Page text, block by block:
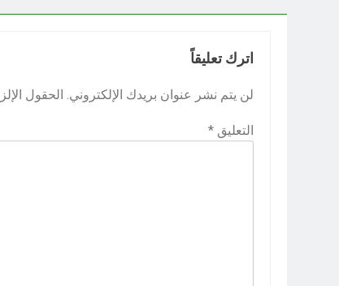
اترك تعليقاً
لن يتم نشر عنوان بريدك الإلكتروني. الحقول
التعليق *